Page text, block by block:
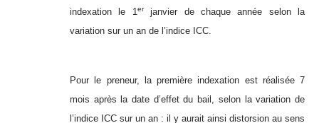
indexation le 1 erjanvier de chaque année selon la
variation sur un an de l’indice ICC.
Pour le preneur, la première indexation est réalisée 7
mois après la date d’effet du bail, selon la variation de
l’indice ICC sur un an : il y aurait ainsi distorsion au sens